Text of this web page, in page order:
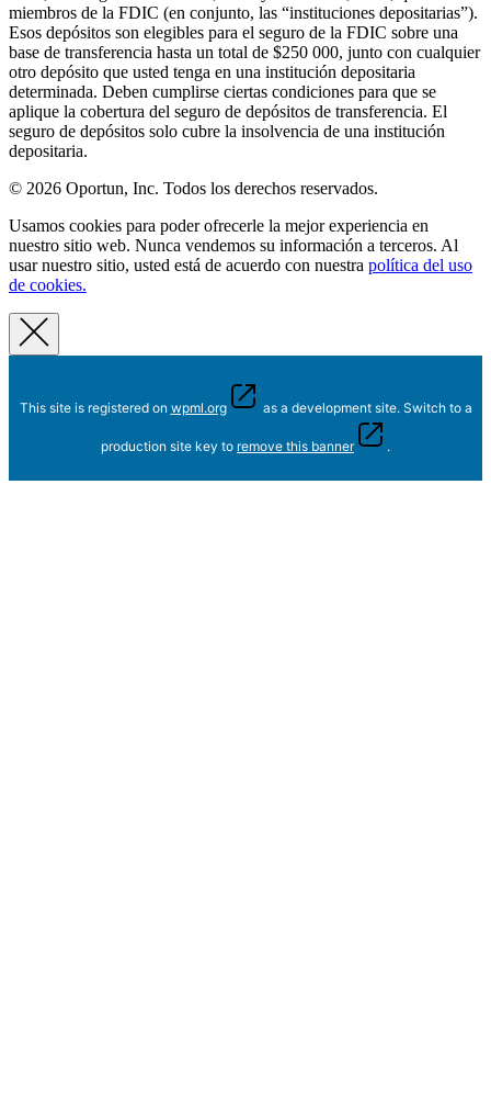
miembros de la FDIC (en conjunto, las “instituciones depositarias”).
Esos depósitos son elegibles para el seguro de la FDIC sobre una
base de transferencia hasta un total de $250 000, junto con cualquier
otro depósito que usted tenga en una institución depositaria
determinada. Deben cumplirse ciertas condiciones para que se
aplique la cobertura del seguro de depósitos de transferencia. El
seguro de depósitos solo cubre la insolvencia de una institución
depositaria.
© 2026 Oportun, Inc. Todos los derechos reservados.
Usamos cookies para poder ofrecerle la mejor experiencia en
nuestro sitio web. Nunca vendemos su información a terceros. Al
usar nuestro sitio, usted está de acuerdo con nuestra política del uso
de cookies.
This site is registered on wpml.org as a development site. Switch to a
production site key to remove this banner .